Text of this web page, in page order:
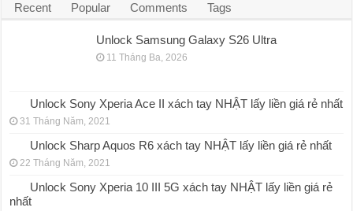
Recent Popular Comments Tags
Unlock Samsung Galaxy S26 Ultra
11 Tháng Ba, 2026
Unlock Sony Xperia Ace II xách tay NHẬT lấy liền giá rẻ nhất
31 Tháng Năm, 2021
Unlock Sharp Aquos R6 xách tay NHẬT lấy liền giá rẻ nhất
22 Tháng Năm, 2021
Unlock Sony Xperia 10 III 5G xách tay NHẬT lấy liền giá rẻ
nhất